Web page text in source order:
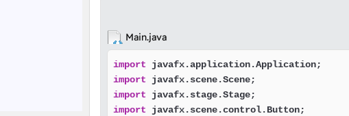
Main.java
import
import
import
import